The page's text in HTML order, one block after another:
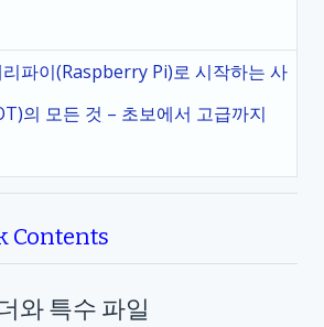
파이(Raspberry Pi)로 시작하는 사
의 모든 것 – 초보에서 고급까지
Contents
와 특수 파일